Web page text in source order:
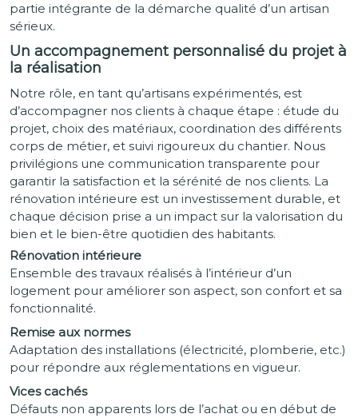
partie intégrante de la démarche qualité d’un artisan
sérieux.
Un accompagnement personnalisé du projet à
la réalisation
Notre rôle, en tant qu’artisans expérimentés, est
d’accompagner nos clients à chaque étape : étude du
projet, choix des matériaux, coordination des différents
corps de métier, et suivi rigoureux du chantier. Nous
privilégions une communication transparente pour
garantir la satisfaction et la sérénité de nos clients. La
rénovation intérieure est un investissement durable, et
chaque décision prise a un impact sur la valorisation du
bien et le bien-être quotidien des habitants.
Rénovation intérieure
Ensemble des travaux réalisés à l’intérieur d’un
logement pour améliorer son aspect, son confort et sa
fonctionnalité.
Remise aux normes
Adaptation des installations (électricité, plomberie, etc.)
pour répondre aux réglementations en vigueur.
Vices cachés
Défauts non apparents lors de l’achat ou en début de